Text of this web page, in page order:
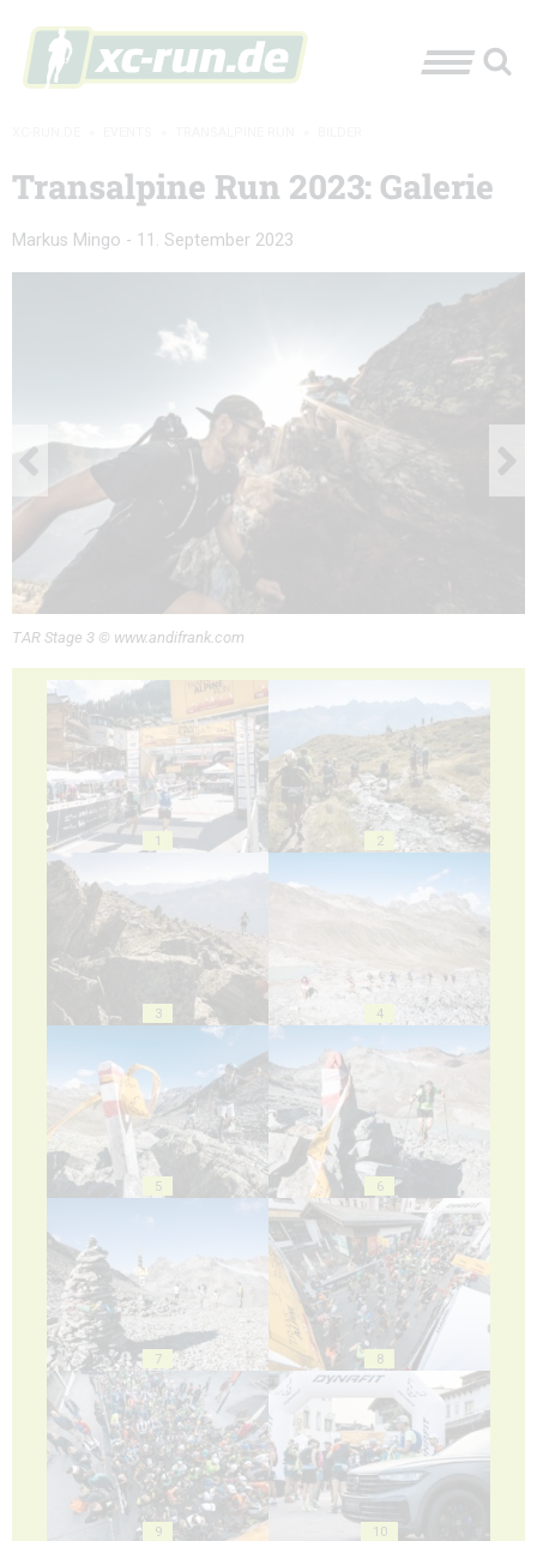
Transalpine Run 2023: Galerie
Markus Mingo - 11. September 2023
TAR Stage 3 © www.andifrank.com
1 2
3 4
5 6
7 8
9 10